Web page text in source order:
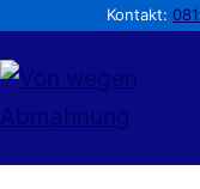
Kontakt:
Inhalt
springen